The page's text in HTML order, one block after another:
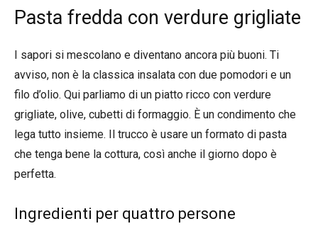
Pasta fredda con verdure grigliate
I sapori si mescolano e diventano ancora più buoni. Ti
avviso, non è la classica insalata con due pomodori e un
filo d’olio. Qui parliamo di un piatto ricco con verdure
grigliate, olive, cubetti di formaggio. È un condimento che
lega tutto insieme. Il trucco è usare un formato di pasta
che tenga bene la cottura, così anche il giorno dopo è
perfetta.
Ingredienti per quattro persone